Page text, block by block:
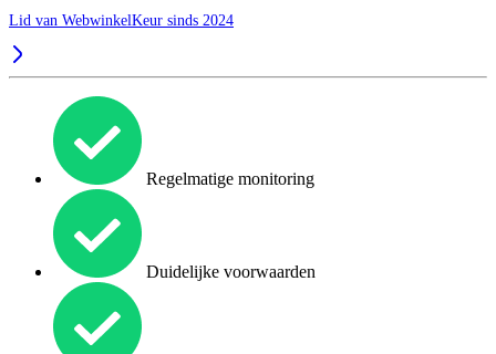
Lid van WebwinkelKeur sinds 2024
Regelmatige monitoring
Duidelijke voorwaarden